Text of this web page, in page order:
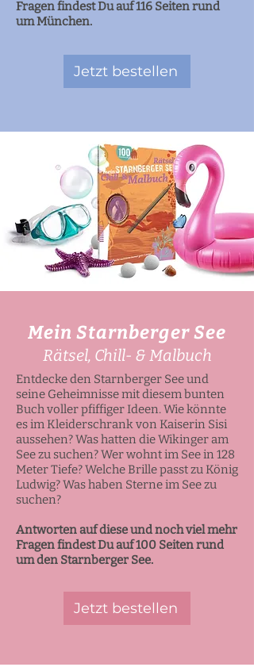
Fragen findest Du auf 116 Seiten rund
um München.
Jetzt bestellen
Mein Starnberger See
Rätsel, Chill- & Malbuch
Entdecke den Starnberger See und
seine Geheimnisse mit diesem bunten
Buch voller pfiffiger Ideen. Wie könnte
es im Kleiderschrank von Kaiserin Sisi
aussehen? Was hatten die Wikinger am
See zu suchen? Wer wohnt im See in 128
Meter Tiefe? Welche Brille passt zu König
Ludwig? Was haben Sterne im See zu
suchen?
Antworten auf diese und noch viel mehr
Fragen findest Du auf 100 Seiten rund
um den Starnberger See.
Jetzt bestellen